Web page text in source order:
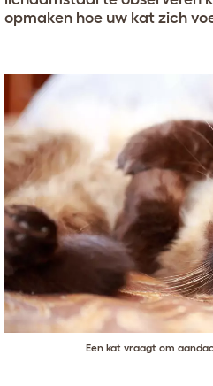
opmaken hoe uw kat zich
Een kat vraagt om